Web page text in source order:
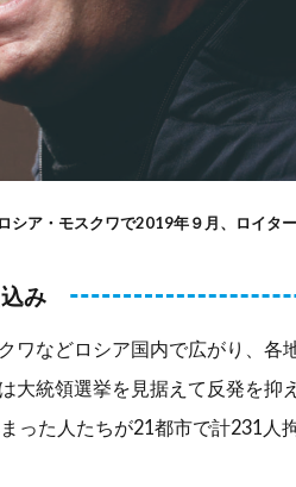
シア・モスクワで2019年９月、ロイタ
み
などロシア国内で広がり、各
大統領選挙を見据えて反発を抑
った人たちが21都市で計231人